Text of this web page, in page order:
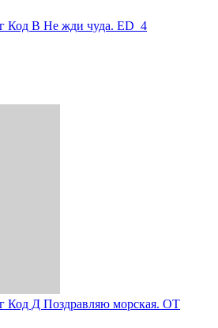
Код В Не жди чуда. ED_4
Код Д Поздравляю морская. ОТ